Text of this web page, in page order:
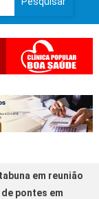
em reunião
pontes em